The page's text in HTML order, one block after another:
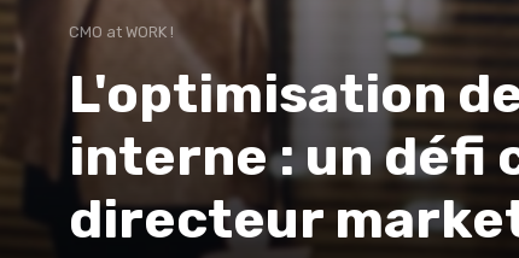
CMO at WORK !
L'optimisation
interne : un défi
directeur